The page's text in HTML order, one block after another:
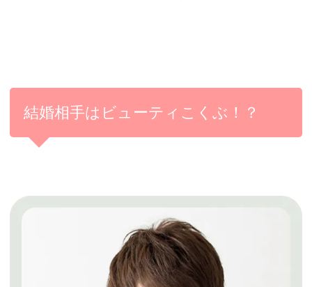
結婚相手はビューティこくぶ！？